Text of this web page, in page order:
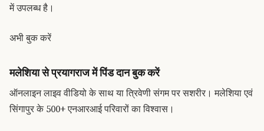
में उपलब्ध है।
अभी बुक करें
मलेशिया से प्रयागराज में पिंड दान बुक करें
ऑनलाइन लाइव वीडियो के साथ या त्रिवेणी संगम पर सशरीर। मलेशिया एवं
सिंगापुर के 500+ एनआरआई परिवारों का विश्वास।